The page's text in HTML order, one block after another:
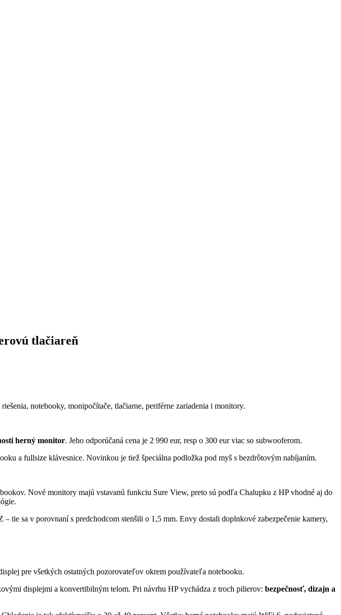
tlačiareň
notebooky, monipočítače, tlačiarne, periférne zariadenia i monitory.
herný monitor. Jeho odporúčaná cena je 2 990 eur, resp o 300 eur viac so subwooferom.
a fullsize klávesnice. Novinkou je tiež špeciálna podložka pod myš s bezdrôtovým nabíjaním.
Nové monitory majú vstavanú funkciu Sure View, preto sú podľa Chalupku z HP vhodné aj do
sa v porovnaní s predchodcom stenšili o 1,5 mm. Envy dostali doplnkové zabezpečenie kamery,
pre všetkých ostatných pozorovateľov okrem používateľa notebooku.
displejmi a konvertibilným telom. Pri návrhu HP vychádza z troch pilierov: bezpečnosť, dizajn a